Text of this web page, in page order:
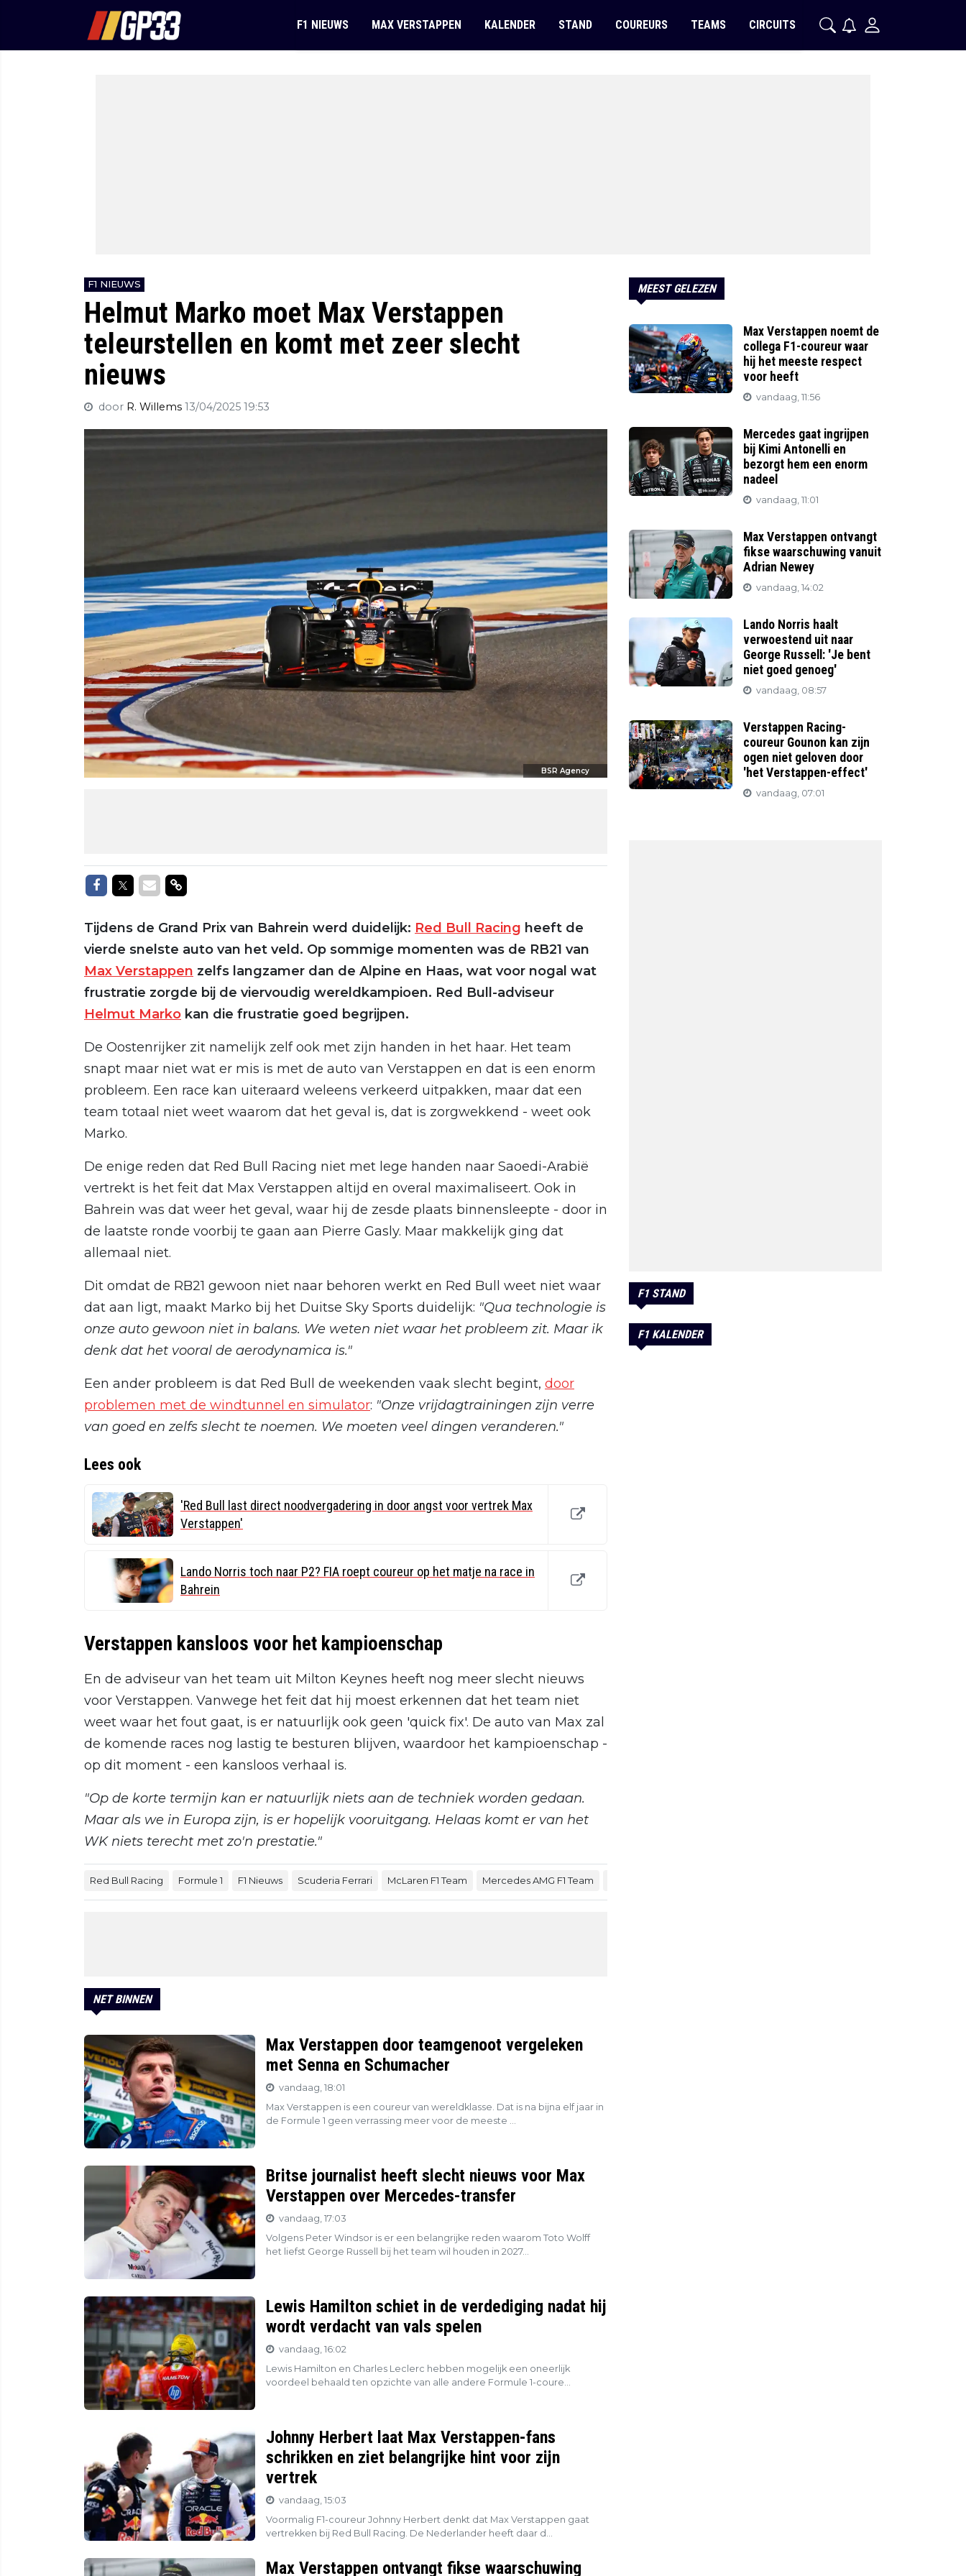
F1 NIEUWS MAX VERSTAPPEN KALENDER STAND COUREURS TEAMS CIRCUITS
F1 NIEUWS
Helmut Marko moet Max Verstappen
teleurstellen en komt met zeer slecht
nieuws
door R. Willems 13/04/2025 19:53
BSR Agency
Delen op Facebook
Delen op Twitter
Delen via Mail
Delen via link
Tijdens de Grand Prix van Bahrein werd duidelijk: Red Bull Racing heeft de
vierde snelste auto van het veld. Op sommige momenten was de RB21 van
Max Verstappen zelfs langzamer dan de Alpine en Haas, wat voor nogal wat
frustratie zorgde bij de viervoudig wereldkampioen. Red Bull-adviseur
Helmut Marko kan die frustratie goed begrijpen.
De Oostenrijker zit namelijk zelf ook met zijn handen in het haar. Het team
snapt maar niet wat er mis is met de auto van Verstappen en dat is een enorm
probleem. Een race kan uiteraard weleens verkeerd uitpakken, maar dat een
team totaal niet weet waarom dat het geval is, dat is zorgwekkend - weet ook
Marko.
De enige reden dat Red Bull Racing niet met lege handen naar Saoedi-Arabië
vertrekt is het feit dat Max Verstappen altijd en overal maximaliseert. Ook in
Bahrein was dat weer het geval, waar hij de zesde plaats binnensleepte - door in
de laatste ronde voorbij te gaan aan Pierre Gasly. Maar makkelijk ging dat
allemaal niet.
Dit omdat de RB21 gewoon niet naar behoren werkt en Red Bull weet niet waar
dat aan ligt, maakt Marko bij het Duitse Sky Sports duidelijk: "Qua technologie is
onze auto gewoon niet in balans. We weten niet waar het probleem zit. Maar ik
denk dat het vooral de aerodynamica is."
Een ander probleem is dat Red Bull de weekenden vaak slecht begint, door
problemen met de windtunnel en simulator: "Onze vrijdagtrainingen zijn verre
van goed en zelfs slecht te noemen. We moeten veel dingen veranderen."
Lees ook
'Red Bull last direct noodvergadering in door angst voor vertrek Max
Verstappen'
Lando Norris toch naar P2? FIA roept coureur op het matje na race in
Bahrein
Verstappen kansloos voor het kampioenschap
En de adviseur van het team uit Milton Keynes heeft nog meer slecht nieuws
voor Verstappen. Vanwege het feit dat hij moest erkennen dat het team niet
weet waar het fout gaat, is er natuurlijk ook geen 'quick fix'. De auto van Max zal
de komende races nog lastig te besturen blijven, waardoor het kampioenschap -
op dit moment - een kansloos verhaal is.
"Op de korte termijn kan er natuurlijk niets aan de techniek worden gedaan.
Maar als we in Europa zijn, is er hopelijk vooruitgang. Helaas komt er van het
WK niets terecht met zo'n prestatie."
Red Bull Racing Formule 1 F1 Nieuws Scuderia Ferrari McLaren F1 Team Mercedes AMG F1 Team
NET BINNEN
Max Verstappen door teamgenoot vergeleken
met Senna en Schumacher
vandaag, 18:01
Max Verstappen is een coureur van wereldklasse. Dat is na bijna elf jaar in
de Formule 1 geen verrassing meer voor de meeste ...
Britse journalist heeft slecht nieuws voor Max
Verstappen over Mercedes-transfer
vandaag, 17:03
Volgens Peter Windsor is er een belangrijke reden waarom Toto Wolff
het liefst George Russell bij het team wil houden in 2027...
Lewis Hamilton schiet in de verdediging nadat hij
wordt verdacht van vals spelen
vandaag, 16:02
Lewis Hamilton en Charles Leclerc hebben mogelijk een oneerlijk
voordeel behaald ten opzichte van alle andere Formule 1-coure...
Johnny Herbert laat Max Verstappen-fans
schrikken en ziet belangrijke hint voor zijn
vertrek
vandaag, 15:03
Voormalig F1-coureur Johnny Herbert denkt dat Max Verstappen gaat
vertrekken bij Red Bull Racing. De Nederlander heeft daar d...
Max Verstappen ontvangt fikse waarschuwing
MEEST GELEZEN
Max Verstappen noemt de
collega F1-coureur waar
hij het meeste respect
voor heeft
vandaag, 11:56
Mercedes gaat ingrijpen
bij Kimi Antonelli en
bezorgt hem een enorm
nadeel
vandaag, 11:01
Max Verstappen ontvangt
fikse waarschuwing vanuit
Adrian Newey
vandaag, 14:02
Lando Norris haalt
verwoestend uit naar
George Russell: 'Je bent
niet goed genoeg'
vandaag, 08:57
Verstappen Racing-
coureur Gounon kan zijn
ogen niet geloven door
'het Verstappen-effect'
vandaag, 07:01
F1 STAND
F1 KALENDER